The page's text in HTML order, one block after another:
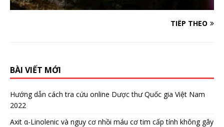
TIẾP THEO
BÀI VIẾT MỚI
Hướng dẫn cách tra cứu online Dược thư Quốc gia Việt Nam
2022
Axit α-Linolenic và nguy cơ nhồi máu cơ tim cấp tính không gây